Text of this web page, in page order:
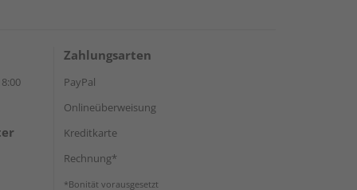
Zahlungsarten
PayPal
Onlineüberweisung
Kreditkarte
Rechnung*
*Bonität vorausgesetzt